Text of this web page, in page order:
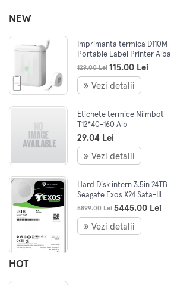
NEW
Imprimanta termica D110M
Portable Label Printer Alba
129.00 Lei 115.00 Lei
Vezi detalii
Etichete termice Niimbot
T12*40-160 Alb
29.04 Lei
Vezi detalii
Hard Disk intern 3.5in 24TB
Seagate Exos X24 Sata-III
7200Rpm 512Mb
5899.00 Lei 5445.00 Lei
Vezi detalii
HOT